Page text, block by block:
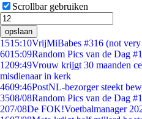
Scrollbar gebruiken
opslaan
1515:10VrijMiBabes #316 (not
6015:09Random Pics van de Dag
1209:49Vrouw krijgt 30 maanden
misdienaar in kerk
4609:46PostNL-bezorger steekt
3508/08Random Pics van de Dag
207/08De FOK!Voetbalmanager